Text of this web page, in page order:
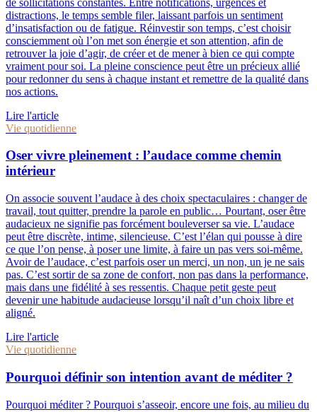
distractions, le temps semble filer, laissant parfois un sentiment
d’insatisfaction ou de fatigue. Réinvestir son temps, c’est choisir
consciemment où l’on met son énergie et son attention, afin de
retrouver la joie d’agir, de créer et de mener à bien ce qui compte
vraiment pour soi. La pleine conscience peut être un précieux allié
pour redonner du sens à chaque instant et remettre de la qualité dans
nos actions.
Lire l'article
Vie quotidienne
Oser vivre pleinement : l’audace comme chemin
intérieur
On associe souvent l’audace à des choix spectaculaires : changer de
travail, tout quitter, prendre la parole en public… Pourtant, oser être
audacieux ne signifie pas forcément bouleverser sa vie. L’audace
peut être discrète, intime, silencieuse. C’est l’élan qui pousse à dire
ce que l’on pense, à poser une limite, à faire un pas vers soi-même.
Avoir de l’audace, c’est parfois oser un merci, un non, un je ne sais
pas. C’est sortir de sa zone de confort, non pas dans la performance,
mais dans une fidélité à ses ressentis. Chaque petit geste peut
devenir une habitude audacieuse lorsqu’il naît d’un choix libre et
aligné.
Lire l'article
Vie quotidienne
Pourquoi définir son intention avant de méditer ?
Pourquoi méditer ? Pourquoi s’asseoir, encore une fois, au milieu du